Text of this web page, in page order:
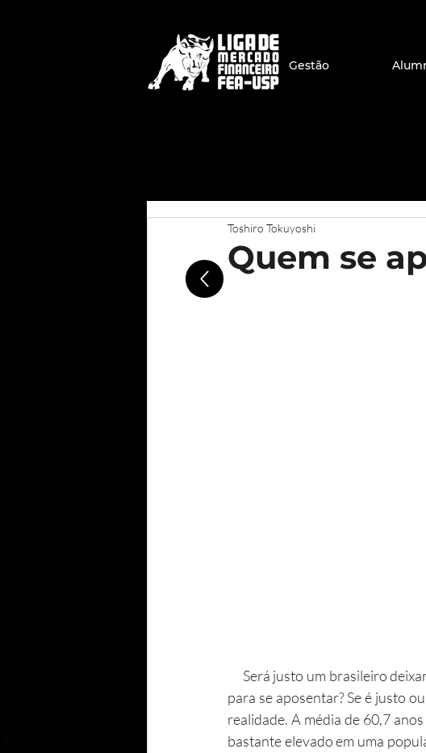
Gestão
Quem se
Toshiro Tokuyoshi
para se aposentar? Se é justo
realidade. A média de 60,7
bastante elevado em uma